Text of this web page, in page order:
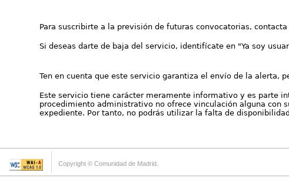
Para suscribirte a la previsión de futuras convocatorias,
Si deseas darte de baja del servicio, identifícate en "Ya soy
Ten en cuenta que este servicio garantiza el envío de la alerta,
Este servicio tiene carácter meramente informativo y es parte
procedimiento administrativo no ofrece vinculación alguna con
expediente. Por tanto, no podrás utilizar la falta de
Copyright © Comunidad de Madrid.